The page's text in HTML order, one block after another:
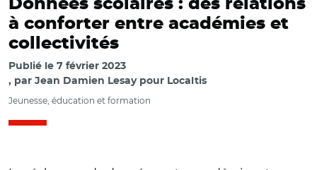
Données scolaires : des relations
à conforter entre académies et
collectivités
Publié le 7 février 2023
par Jean Damien Lesay pour Localtis
Jeunesse, éducation et formation